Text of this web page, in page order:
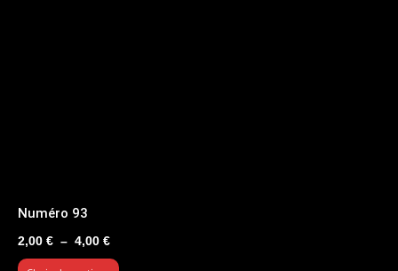
Numéro 93
2,00 € – 4,00 €Plage
de